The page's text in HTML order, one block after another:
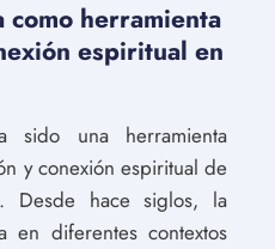
como herramienta
espiritual en
sido una herramienta
y conexión espiritual de
Desde hace siglos, la
en diferentes contextos